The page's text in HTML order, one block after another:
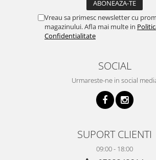
Vreau sa primesc newsletter cu
magazinului. Afla mai multe in
Confidentialitate
SOCIAL
Urmareste-ne in social
SUPORT CLIENTI
09:00 - 18:00